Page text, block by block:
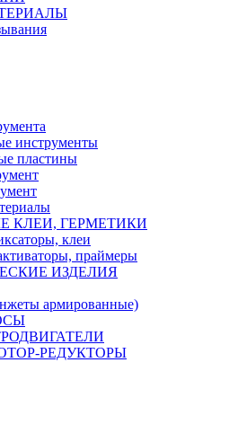
инструменты
пластины
ГЕРМЕТИКИ
клеи
праймеры
ИЗДЕЛИЯ
армированные)
РЕДУКТОРЫ